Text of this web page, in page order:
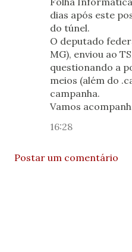
dias após este
do túnel.
O deputado
MG), enviou ao
questionando a
meios (além do
campanha.
Vamos
16:28
Postar um comentário